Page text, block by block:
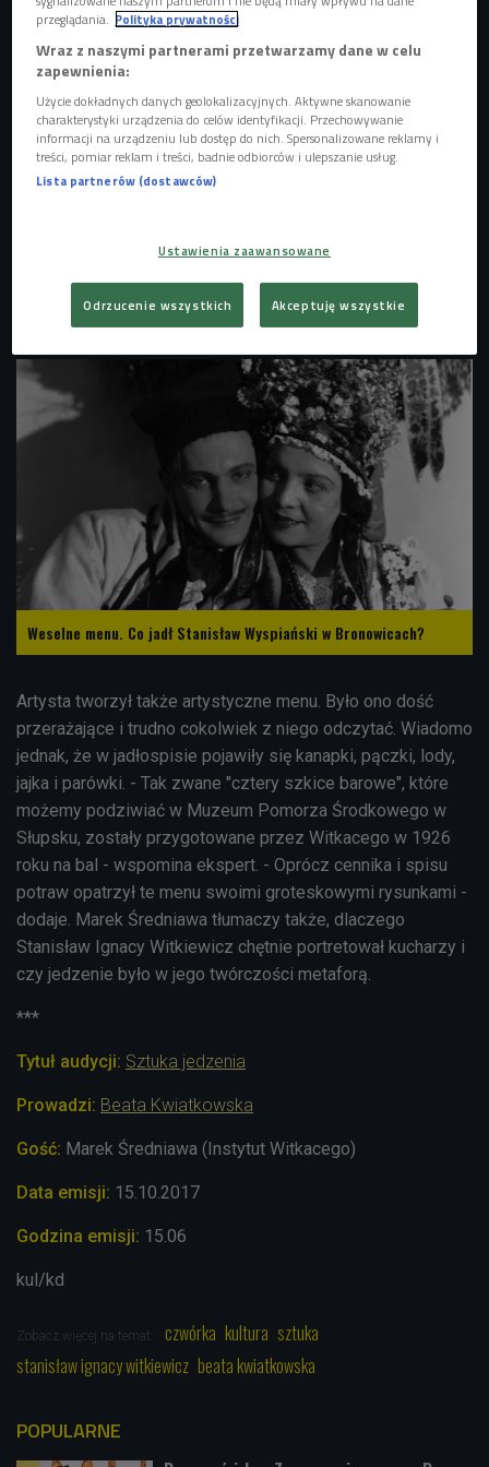
Foto: PAP/Irena Jarosińska
Weselne menu. Co jadł Stanisław Wyspiański w Bronowicach?
Artysta tworzył także artystyczne menu. Było ono dość
przerażające i trudno cokolwiek z niego odczytać. Wiadomo
jednak, że w jadłospisie pojawiły się kanapki, pączki, lody,
jajka i parówki. - Tak zwane "cztery szkice barowe", które
możemy podziwiać w Muzeum Pomorza Środkowego w
Słupsku, zostały przygotowane przez Witkacego w 1926
roku na bal - wspomina ekspert. - Oprócz cennika i spisu
potraw opatrzył te menu swoimi groteskowymi rysunkami -
dodaje. Marek Średniawa tłumaczy także, dlaczego
Stanisław Ignacy Witkiewicz chętnie portretował kucharzy i
czy jedzenie było w jego twórczości metaforą.
***
Tytuł audycji: Sztuka jedzenia
Prowadzi: Beata Kwiatkowska
Gość: Marek Średniawa (Instytut Witkacego)
Data emisji: 15.10.2017
Godzina emisji: 15.06
kul/kd
Zobacz więcej na temat: czwórka kultura sztuka
stanisław ignacy witkiewicz beata kwiatkowska
POPULARNE
przeglądania. Polityka prywatności
Wraz z naszymi partnerami przetwarzamy dane w celu
zapewnienia:
Użycie dokładnych danych geolokalizacyjnych. Aktywne skanowanie
charakterystyki urządzenia do celów identyfikacji. Przechowywanie
informacji na urządzeniu lub dostęp do nich. Spersonalizowane reklamy i
treści, pomiar reklam i treści, badnie odbiorców i ulepszanie usług.
Lista partnerów (dostawców)
Ustawienia zaawansowane
Odrzucenie wszystkich Akceptuję wszystkie